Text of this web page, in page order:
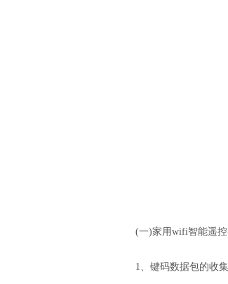
(一)家用wifi智能遥
1、键码数据包的收